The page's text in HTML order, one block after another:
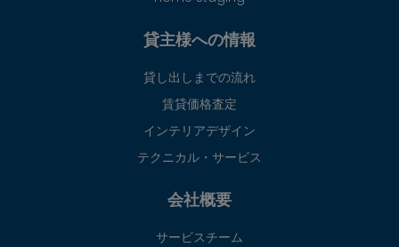
貸主様への情報
貸し出しまでの流れ
賃貸価格査定
インテリアデザイン
テクニカル・サービス
会社概要
サービスチーム